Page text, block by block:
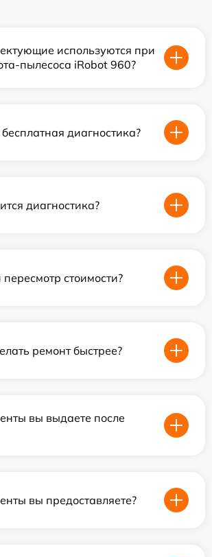
используются при
пылесоса iRobot 960?
бесплатная диагностика?
диагностика?
стоимости?
ремонт быстрее?
вы выдаете после
вы предоставляете?